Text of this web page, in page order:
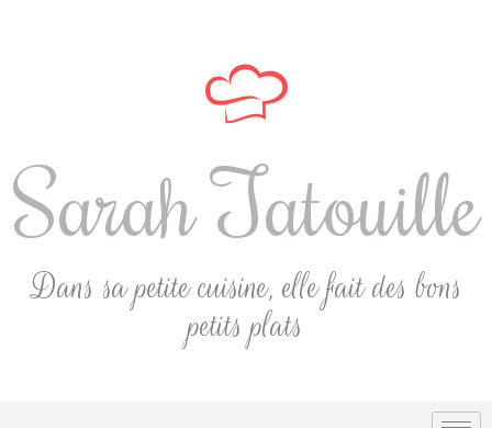
Sarah Tatouille
Dans sa petite cuisine, elle fait des bons
petits plats